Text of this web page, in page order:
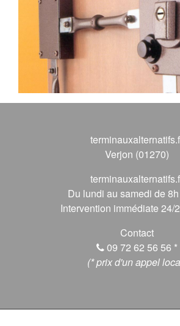
Verjon (01270)
Du lundi au samedi de
Intervention immédiate 24/
Contact
09 72 62 56 56 *
(* prix d'un appel